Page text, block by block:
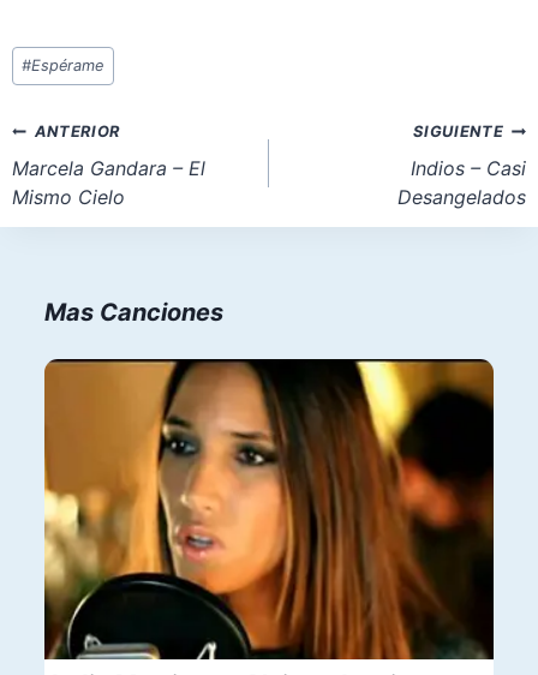
Etiquetas
de
entrada:
#Espérame
Navegación
de
entradas
ANTERIOR
Marcela Gandara – El
Mismo Cielo
SIGUIENTE
Indios – Casi
Desangelados
Mas Canciones